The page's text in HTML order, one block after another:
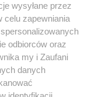
w
Mów mi
z portali
sięz nami
wysyłane przez
celu zapewniania
odbiorców oraz
my i Zaufani
danych